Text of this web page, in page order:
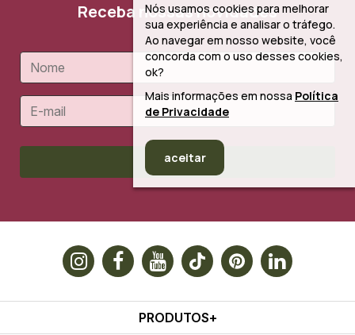
Receba nossas novidades
Cadastrar
PRODUTOS
Nós usamos cookies para melhorar
sua experiência e analisar o tráfego.
Ao navegar em nosso website, você
concorda com o uso desses cookies,
ok?
Mais informações em nossa Política
de Privacidade
aceitar